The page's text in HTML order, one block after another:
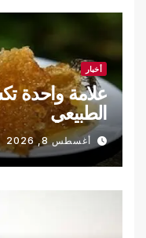
أخبار
علامة واحدة
الطبيعي
أغسطس 8, 2026